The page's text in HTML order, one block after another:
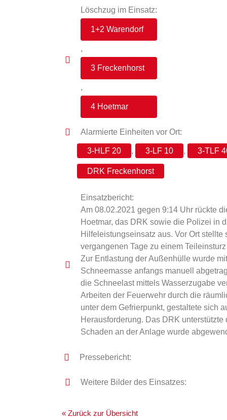
Löschzug im Einsatz:
1+2 Warendorf
,
3 Freckenhorst
,
4 Hoetmar
Alarmierte Einheiten vor Ort:
3-HLF 20 , 3-LF 10 , 3-TLF
DRK Freckenhorst
Einsatzbericht:
Am 08.02.2021 gegen 9:14 Uhr rückte
Hoetmar, das DRK sowie die Polizei in
Hilfeleistungseinsatz aus. Vor Ort
vergangenen Tage zu einem
Zur Entlastung der Außenhülle wurde
Schneemasse anfangs manuell
die Schneelast mittels Wasserzugabe
Arbeiten der Feuerwehr durch die
unter dem Gefrierpunkt, gestaltete sich
Herausforderung. Das DRK
Schaden an der Anlage wurde
Pressebericht:
Weitere Bilder des Einsatzes:
« Zurück zur Übersicht